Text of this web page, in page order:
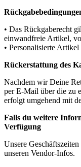
• Das Rückgaberecht
einwandfreie Artikel,
• Personalisierte
Rückerstattung des
Nachdem wir Deine
per E-Mail über die zu
erfolgt umgehend mit
Falls du weitere
Verfügung
Unsere
unseren Vendor-Infos.